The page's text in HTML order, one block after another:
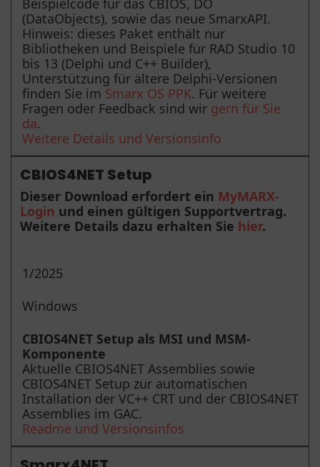
(DataObjects), sowie das neue SmarxAPI.
Hinweis: dieses Paket enthält nur
Bibliotheken und Beispiele für RAD Studio 10
bis 13 (Delphi und C++ Builder),
Unterstützung für ältere Delphi-Versionen
finden Sie im Smarx OS PPK. Für weitere
Fragen oder Feedback sind wir gern für Sie
da.
Weitere Details und Versionsinfo
CBIOS4NET Setup
Dieser Download erfordert ein MyMARX-
Login und einen gültigen Supportvertrag.
Weitere Details dazu erhalten Sie hier.
1/2025
Windows
CBIOS4NET Setup als MSI und MSM-
Komponente
Aktuelle CBIOS4NET Assemblies sowie
CBIOS4NET Setup zur automatischen
Installation der VC++ CRT und der CBIOS4NET
Assemblies im GAC.
Readme und Versionsinfos